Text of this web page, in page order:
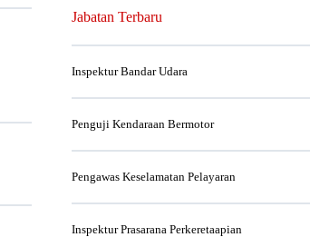
Jabatan Terbaru
Inspektur Bandar Udara
Penguji Kendaraan Bermotor
Pengawas Keselamatan Pelayaran
Inspektur Prasarana Perkeretaapian